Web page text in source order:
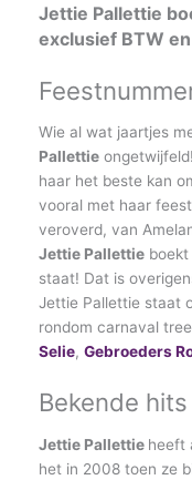
Jettie Pallettie
exclusief BTW
Wie al wat jaartjes
Pallettie
haar het beste kan
vooral met haar
veroverd, van
Jettie Pallettie
staat! Dat is
Jettie Pallettie staat
rondom carnaval
Selie, Gebroeders
Bekende hits
Jettie Pallettie heeft
het in 2008 toen ze